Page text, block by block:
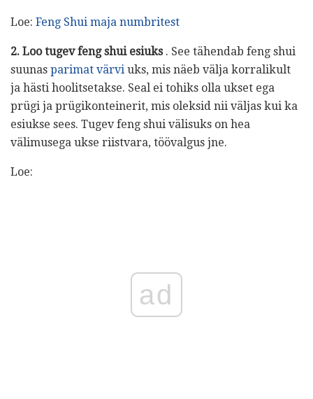
Loe: Feng Shui maja numbritest
2. Loo tugev feng shui esiuks. See tähendab feng shui
suunas parimat värvi uks, mis näeb välja korralikult
ja hästi hoolitsetakse. Seal ei tohiks olla ukset ega
prügi ja prügikonteinerit, mis oleksid nii väljas kui ka
esiukse sees. Tugev feng shui välisuks on hea
välimusega ukse riistvara, töövalgus jne.
Loe:
ad